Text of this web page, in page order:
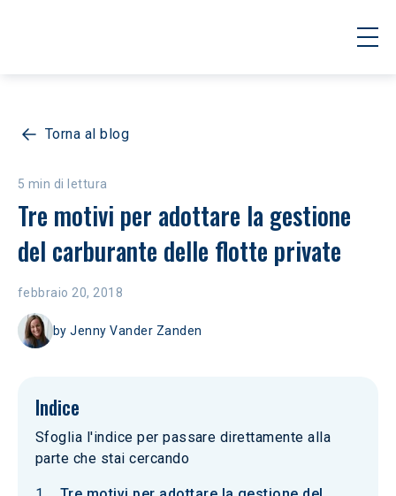
Torna al blog
5 min di lettura
Tre motivi per adottare la gestione
del carburante delle flotte private
febbraio 20, 2018
byJenny Vander Zanden
Indice
Sfoglia l'indice per passare direttamente alla
parte che stai cercando